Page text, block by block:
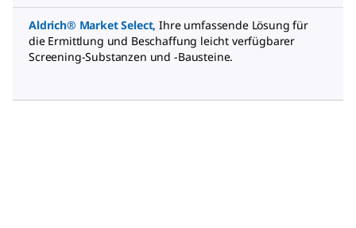
Aldrich® Market Select, Ihre umfassende Lösung für
die Ermittlung und Beschaffung leicht verfügbarer
Screening-Substanzen und -Bausteine.